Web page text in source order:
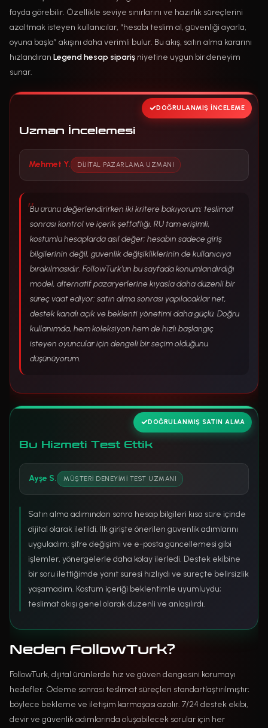
fayda görebilir. Özellikle seviye sınırlarını ve hazırlık süreçlerini
azaltmak isteyen kullanıcılar, “hesabı teslim al, güvenliği ayarla,
oyuna başla” akışını daha verimli bulur. Bu akış, satın alma kararını
hızlandıran Legend hesap sipariş niyetine uygun bir deneyim
sunar.
DOĞRULANMIŞ İNCELEME
Uzman İncelemesi
Mehmet Y. DIJITAL PAZARLAMA UZMANI
Bu ürünü değerlendirirken iki kritere bakıyorum: teslimat
sonrası kontrol ve içerik şeffaflığı. RU tam erişimli,
kostümlü hesaplarda asıl değer; hesabın sadece giriş
bilgilerinin değil, güvenlik değişikliklerinin de kullanıcıya
bırakılmasıdır. FollowTurk’ün bu sayfada konumlandırdığı
model, alternatif pazaryerlerine kıyasla daha düzenli bir
süreç vaat ediyor: satın alma sonrası yapılacaklar net,
destek kanalı açık ve beklenti yönetimi daha güçlü. Doğru
kullanımda, hem koleksiyon hem de hızlı başlangıç
isteyen oyuncular için dengeli bir seçim olduğunu
düşünüyorum.
Bu Hizmeti Test Ettik
DOĞRULANMIŞ SATIN ALMA
Ayşe S. MÜŞTERI DENEYIMI TEST UZMANI
Satın alma adımından sonra hesap bilgileri kısa süre içinde
dijital olarak iletildi. İlk girişte önerilen güvenlik adımlarını
uyguladım: şifre değişimi ve e-posta güncellemesi gibi
işlemler, yönergelerle daha kolay ilerledi. Destek ekibine
bir soru ilettiğimde yanıt süresi hızlıydı ve süreçte belirsizlik
yaşamadım. Kostüm içeriği beklentimle uyumluydu;
teslimat akışı genel olarak düzenli ve anlaşılırdı.
Neden FollowTurk?
FollowTurk, dijital ürünlerde hız ve güven dengesini korumayı
hedefler. Ödeme sonrası teslimat süreçleri standartlaştırılmıştır;
böylece bekleme ve iletişim karmaşası azalır. 7/24 destek ekibi,
devir ve güvenlik adımlarında oluşabilecek sorular için her